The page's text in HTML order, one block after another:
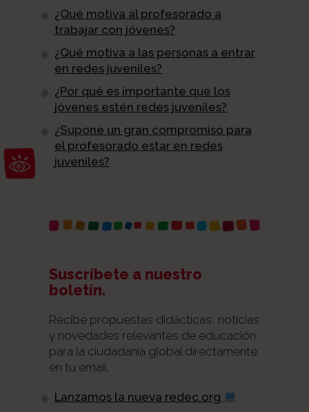
Abrir barra de herramientas
¿Qué motiva al profesorado a
trabajar con jóvenes?
¿Qué motiva a las personas a entrar
en redes juveniles?
¿Por qué es importante que los
jóvenes estén redes juveniles?
¿Supone un gran compromiso para
el profesorado estar en redes
juveniles?
Suscríbete a nuestro
boletín.
Recibe propuestas didácticas, noticias
y novedades relevantes de educación
para la ciudadanía global directamente
en tu email.
Lanzamos la nueva redec.org